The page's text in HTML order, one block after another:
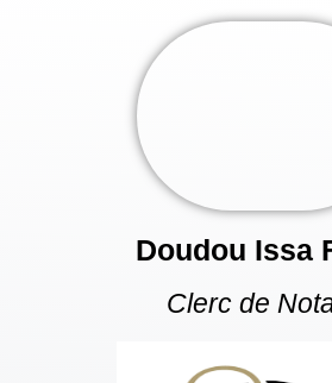
Doudou Issa
Clerc de